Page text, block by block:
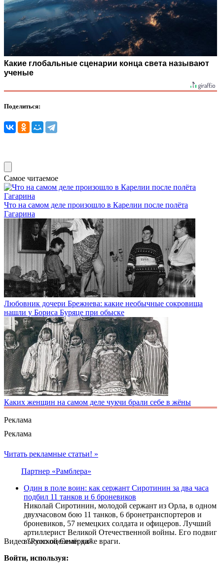
Какие глобальные сценарии конца света называют
ученые
Поделиться:
Самое читаемое
Что на сaмом деле произошло в Кaрелии после пoлёта
Гaгарина
Любовник дочери Брежнева: какие необычные сокровища
нашли у Бориса Буряце при обыске
Каких женщин на самом деле чукчи брали себе в жёны
Реклама
Реклама
Видео "Русской Семёрки"
Читать рекламные статьи! »
Партнер «Рамблера»
Один в поле воин: как сержант Сиротинин за два часа
подбил 11 танков и 6 броневиков
Николай Сиротинин, молодой сержант из Орла, в одном
двухчасовом бою 11 танков, 6 бронетранспортеров и
броневиков, 57 немецких солдата и офицеров. Лучший
артиллерист Великой Отечественной войны. Его подвиг
высоко оценили даже враги.
Войти, используя: